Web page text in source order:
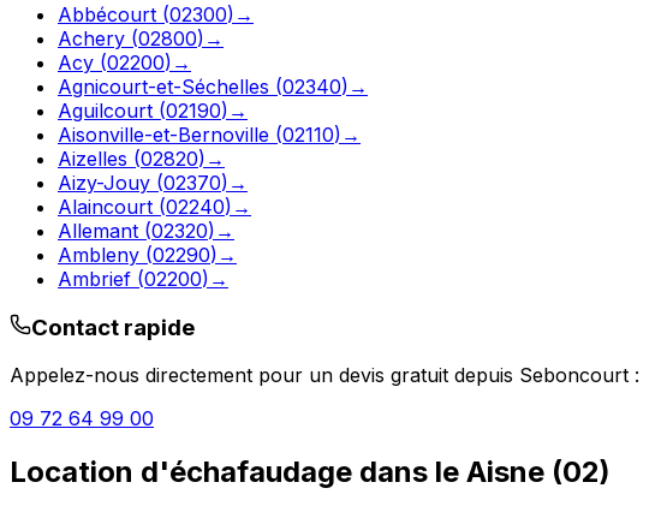
Abbécourt (02300) →
Achery (02800) →
Acy (02200) →
Agnicourt-et-Séchelles (02340) →
Aguilcourt (02190) →
Aisonville-et-Bernoville (02110) →
Aizelles (02820) →
Aizy-Jouy (02370) →
Alaincourt (02240) →
Allemant (02320) →
Ambleny (02290) →
Ambrief (02200) →
Contact rapide
Appelez-nous directement pour un devis gratuit depuis Seboncourt :
09 72 64 99 00
Location d'échafaudage dans le Aisne (02)